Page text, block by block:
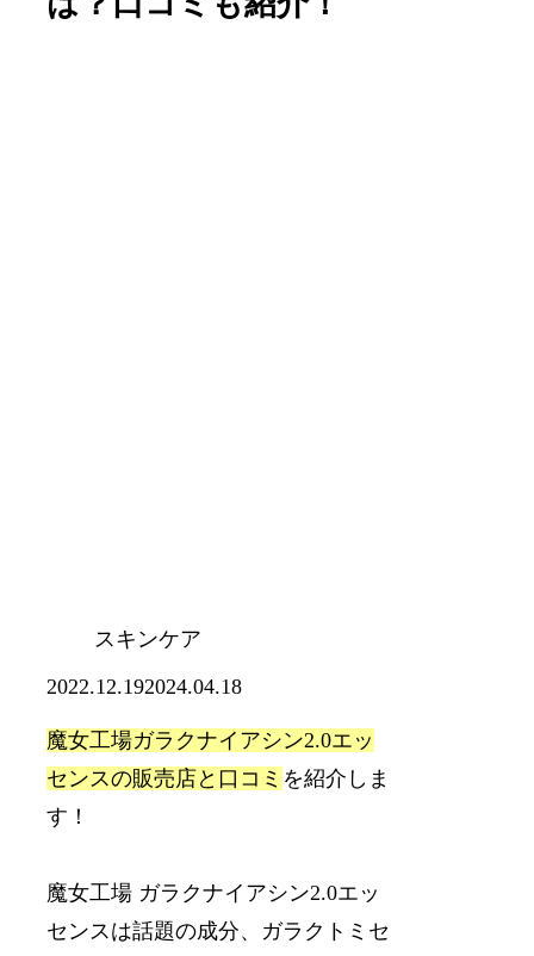
スキンケア
2022.12.192024.04.18
魔女工場ガラクナイアシン2.0エッ
センスの販売店と口コミ を紹介しま
す！
魔女工場 ガラクナイアシン2.0エッ
センスは話題の成分、 ガラクトミセ